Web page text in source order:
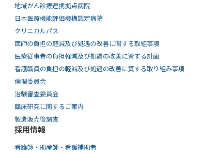
地域がん診療連携拠点病院
日本医療機能評価機構認定病院
クリニカルパス
医師の負担の軽減及び処遇の改善に関する取組事項
医療従事者の負担軽減及び処遇の改善に資する計画
看護職員の負担の軽減及び処遇の改善に資する取り組み事項
倫理委員会
治験審査委員会
臨床研究に関するご案内
製造販売後調査
採用情報
看護師・助産師・看護補助者